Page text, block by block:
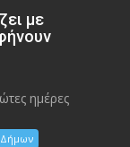
με
ημέρες